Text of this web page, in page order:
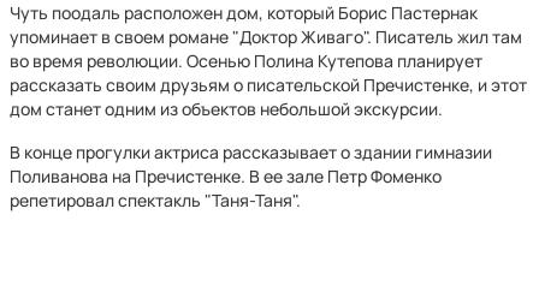
Чуть поодаль расположен дом, который Борис Пастернак
упоминает в своем романе "Доктор Живаго". Писатель жил там
во время революции. Осенью Полина Кутепова планирует
рассказать своим друзьям о писательской Пречистенке, и этот
дом станет одним из объектов небольшой экскурсии.
В конце прогулки актриса рассказывает о здании гимназии
Поливанова на Пречистенке. В ее зале Петр Фоменко
репетировал спектакль "Таня-Таня".